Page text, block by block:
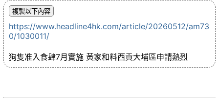
https://www.headline4hk.com/article/20260512/am73
0/1030011/
狗隻准入食肆7月實施 黃家和料西貢大埔區申請熱烈